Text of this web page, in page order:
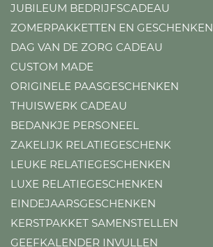
JUBILEUM BEDRIJFSCADEAU
ZOMERPAKKETTEN EN GESCHENKEN
DAG VAN DE ZORG CADEAU
CUSTOM MADE
ORIGINELE PAASGESCHENKEN
THUISWERK CADEAU
BEDANKJE PERSONEEL
ZAKELIJK RELATIEGESCHENK
LEUKE RELATIEGESCHENKEN
LUXE RELATIEGESCHENKEN
EINDEJAARSGESCHENKEN
KERSTPAKKET SAMENSTELLEN
GEEFKALENDER INVULLEN